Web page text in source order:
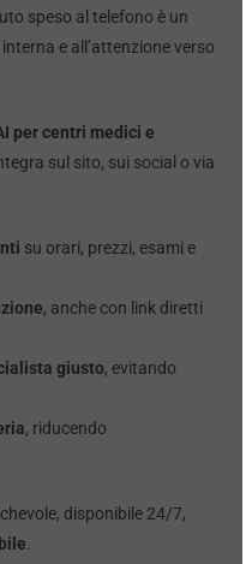
speso al telefono è un
e all’attenzione verso
per centri medici e
sul sito, sui social o via
su orari, prezzi, esami e
, anche con link diretti
giusto, evitando
, riducendo
disponibile 24/7,